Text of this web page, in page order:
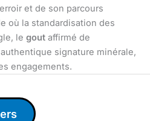
et de son parcours
où la standardisation des
le gout affirmé de
signature minérale,
engagements.